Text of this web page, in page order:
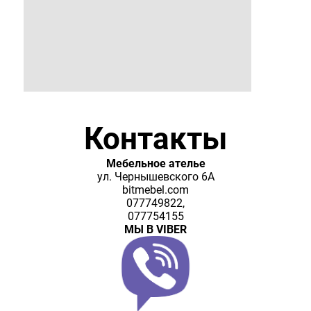
Контакты
Мебельное ателье
ул. Чернышевского 6А
bitmebel.com
077749822,
077754155
МЫ В VIBER